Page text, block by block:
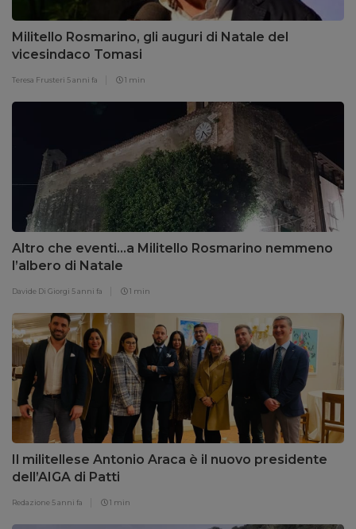
Militello Rosmarino, gli auguri di Natale del
vicesindaco Tomasi
Teresa Frusteri 5 anni fa 1 min
Altro che eventi…a Militello Rosmarino nemmeno
l’albero di Natale
Davide Di Giorgi 5 anni fa 1 min
Il militellese Antonio Araca è il nuovo presidente
dell’AIGA di Patti
Redazione 5 anni fa 1 min